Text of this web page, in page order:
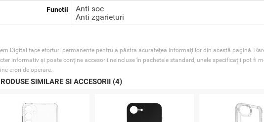
Functii
Anti soc
Anti zgarieturi
Digital face eforturi permanente pentru a păstra acurateţea informaţiilor din acestă pagină.
informativ şi poate conţine accesorii neincluse în pachetele standard, unele specificaţii pot fi
erori de operare.
SIMILARE SI ACCESORII (4)